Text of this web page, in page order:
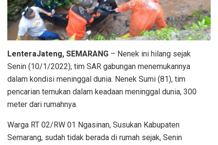
LenteraJateng, SEMARANG – Nenek ini hilang sejak
Senin (10/1/2022), tim SAR gabungan menemukannya
dalam kondisi meninggal dunia. Nenek Sumi (81), tim
pencarian temukan dalam keadaan meninggal dunia, 300
meter dari rumahnya.
Warga RT 02/RW 01 Ngasinan, Susukan Kabupaten
Semarang, sudah tidak berada di rumah sejak, Senin